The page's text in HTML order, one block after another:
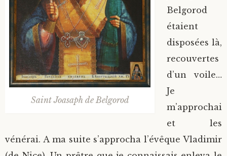
Saint Joasaph de Belgorod
Belgorod
étaient
disposées là,
recouvertes
d’un voile…
Je
m’approchai
et les
vénérai. A ma suite s’approcha l’évêque Vladimir